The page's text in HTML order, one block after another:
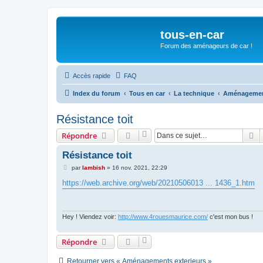
tous-en-car
Forum des aménageurs de car !
Accès rapide FAQ
Index du forum Tous en car La technique
Résistance toit
Répondre
Résistance toit
M
s
s
parlambish» 16 nov. 2021, 22:29
https://web.archive.org/web/20210506013 ... 1436_1.htm
Hey ! Viendez voir: http://www.4rouesmaurice.com/ c'est mon bus !
Répondre